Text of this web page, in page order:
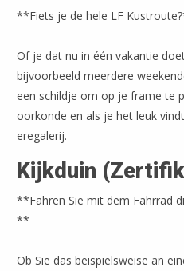
**Fiets je de hele LF
Of je dat nu in één vakantie
bijvoorbeeld meerdere
een schildje om op je frame te
oorkonde en als je het leuk
eregalerij.
Kijkduin
**Fahren Sie mit dem Fahrrad
**
Ob Sie das beispielsweise an